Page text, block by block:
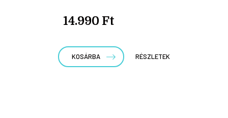
14.990 Ft
KOSÁRBA RÉSZLETEK